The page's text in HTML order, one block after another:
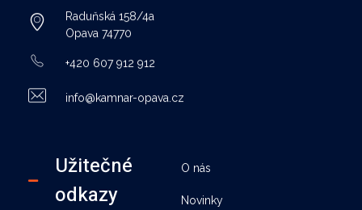
Raduňská 158/4a
Opava 74770
+420 607 912 912
info@kamnar-opava.cz
Užitečné
odkazy
O nás
Novinky